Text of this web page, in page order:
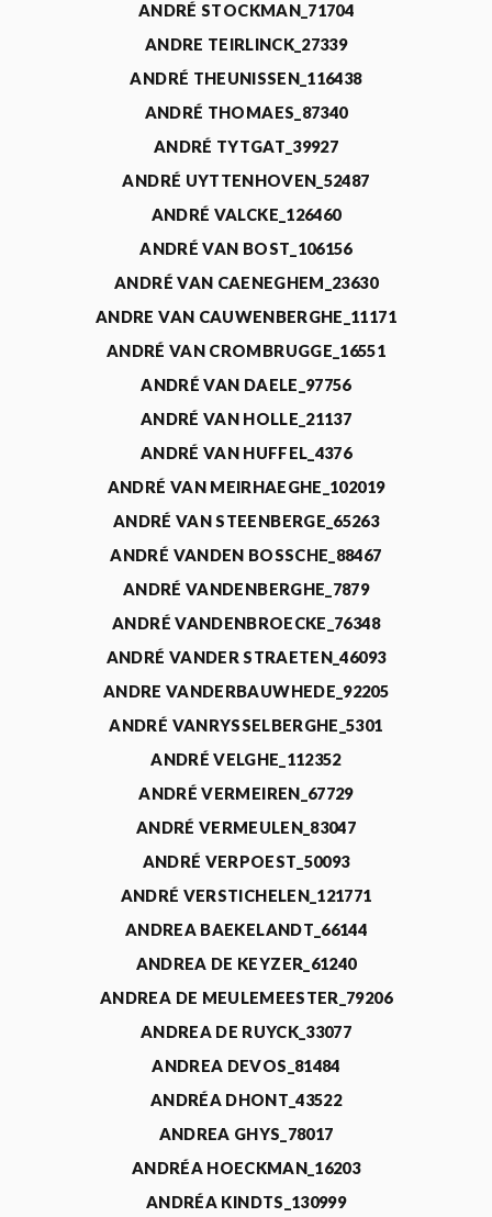
ANDRÉ STOCKMAN_71704
ANDRE TEIRLINCK_27339
ANDRÉ THEUNISSEN_116438
ANDRÉ THOMAES_87340
ANDRÉ TYTGAT_39927
ANDRÉ UYTTENHOVEN_52487
ANDRÉ VALCKE_126460
ANDRÉ VAN BOST_106156
ANDRÉ VAN CAENEGHEM_23630
ANDRE VAN CAUWENBERGHE_11171
ANDRÉ VAN CROMBRUGGE_16551
ANDRÉ VAN DAELE_97756
ANDRÉ VAN HOLLE_21137
ANDRÉ VAN HUFFEL_4376
ANDRÉ VAN MEIRHAEGHE_102019
ANDRÉ VAN STEENBERGE_65263
ANDRÉ VANDEN BOSSCHE_88467
ANDRÉ VANDENBERGHE_7879
ANDRÉ VANDENBROECKE_76348
ANDRÉ VANDER STRAETEN_46093
ANDRE VANDERBAUWHEDE_92205
ANDRÉ VANRYSSELBERGHE_5301
ANDRÉ VELGHE_112352
ANDRÉ VERMEIREN_67729
ANDRÉ VERMEULEN_83047
ANDRÉ VERPOEST_50093
ANDRÉ VERSTICHELEN_121771
ANDREA BAEKELANDT_66144
ANDREA DE KEYZER_61240
ANDREA DE MEULEMEESTER_79206
ANDREA DE RUYCK_33077
ANDREA DEVOS_81484
ANDRÉA DHONT_43522
ANDREA GHYS_78017
ANDRÉA HOECKMAN_16203
ANDRÉA KINDTS_130999